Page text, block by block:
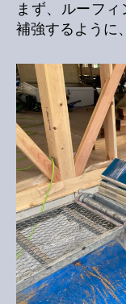
まず、ルーフ
補強するように